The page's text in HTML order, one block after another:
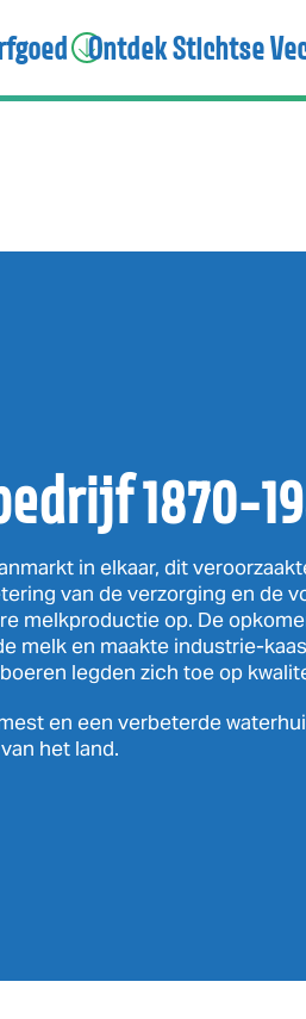
Ontdek Stichtse
1870-
in elkaar, dit
van de verzorging en de
melkproductie op. De
melk en maakte industrie-
legden zich toe op
en een verbeterde
het land.